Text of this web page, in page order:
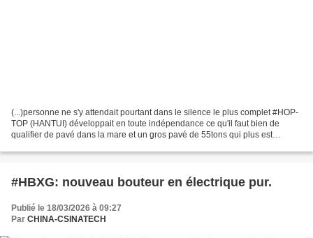
(...)personne ne s'y attendait pourtant dans le silence le plus complet #HOP-
TOP (HANTUI) développait en toute indépendance ce qu'il faut bien de
qualifier de pavé dans la mare et un gros pavé de 55tons qui plus est
#HBXG: nouveau bouteur en électrique pur.
Publié le 18/03/2026 à 09:27
Par CHINA-CSINATECH